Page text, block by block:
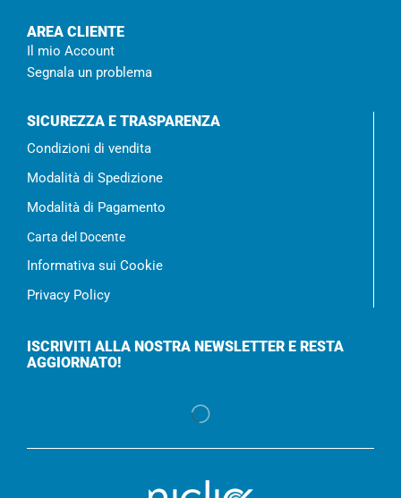
AREA CLIENTE
Il mio Account
Segnala un problema
SICUREZZA E TRASPARENZA
Condizioni di vendita
Modalità di Spedizione
Modalità di Pagamento
Carta del Docente
Informativa sui Cookie
Privacy Policy
ISCRIVITI ALLA NOSTRA NEWSLETTER E RESTA
AGGIORNATO!